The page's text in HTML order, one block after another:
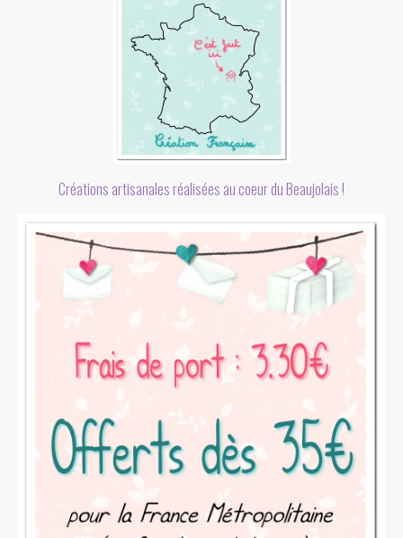
Créations artisanales réalisées au coeur du Beaujolais !